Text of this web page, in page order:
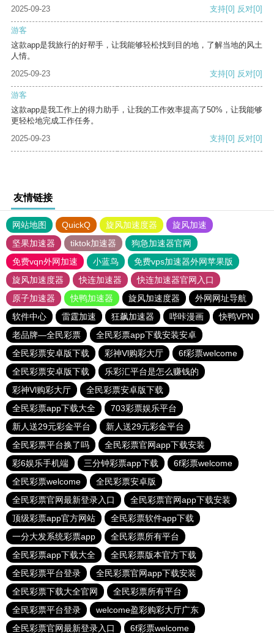
2025-09-23
支持[0] 反对[0]
游客
这款app是我旅行的好帮手，让我能够轻松找到目的地，了解当地的风土
人情。
2025-09-23
支持[0] 反对[0]
游客
这款app是我工作上的得力助手，让我的工作效率提高了50%，让我能够
更轻松地完成工作任务。
2025-09-23
支持[0] 反对[0]
友情链接
网站地图 QuickQ 旋风加速度器
旋风加速
坚果加速器
tiktok加速器
狗急加速器官网
免费vqn外网加速
小蓝鸟
免费vps加速器外网苹果版
旋风加速度器
快连加速器
快连加速器官网入口
原子加速器
快鸭加速器 旋风加速度器
外网网址导航
软件中心
雷霆加速 狂飙加速器 哔咔漫画
快鸭VPN
老品牌—全民彩票
全民彩票app下载安装安卓
全民彩票安卓版下载
彩神Vl购彩大厅
6f彩票welcome
全民彩票安卓版下载
乐彩汇平台是怎么赚钱的
彩神Vl购彩大厅
全民彩票安卓版下载
全民彩票app下载大全
703彩票娱乐平台
新人送29元彩金平台
新人送29元彩金平台
全民彩票平台换了吗
全民彩票官网app下载安装
彩6娱乐手机端
三分钟彩票app下载
6f彩票welcome
全民彩票welcome
全民彩票安卓版
全民彩票官网最新登录入口
全民彩票官网app下载安装
顶级彩票app官方网站
全民彩票软件app下载
一分大发系统彩票app
全民彩票所有平台
全民彩票app下载大全
全民彩票版本官方下载
全民彩票平台登录
全民彩票官网app下载安装
全民彩票下载大全官网
全民彩票所有平台
全民彩票平台登录
welcome盈彩购彩大厅广东
全民彩票官网最新登录入口
6f彩票welcome